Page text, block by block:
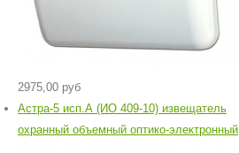
2975,00 руб
Астра-5 исп.А (ИО 409-10) извещатель
охранный объемный оптико-электронный